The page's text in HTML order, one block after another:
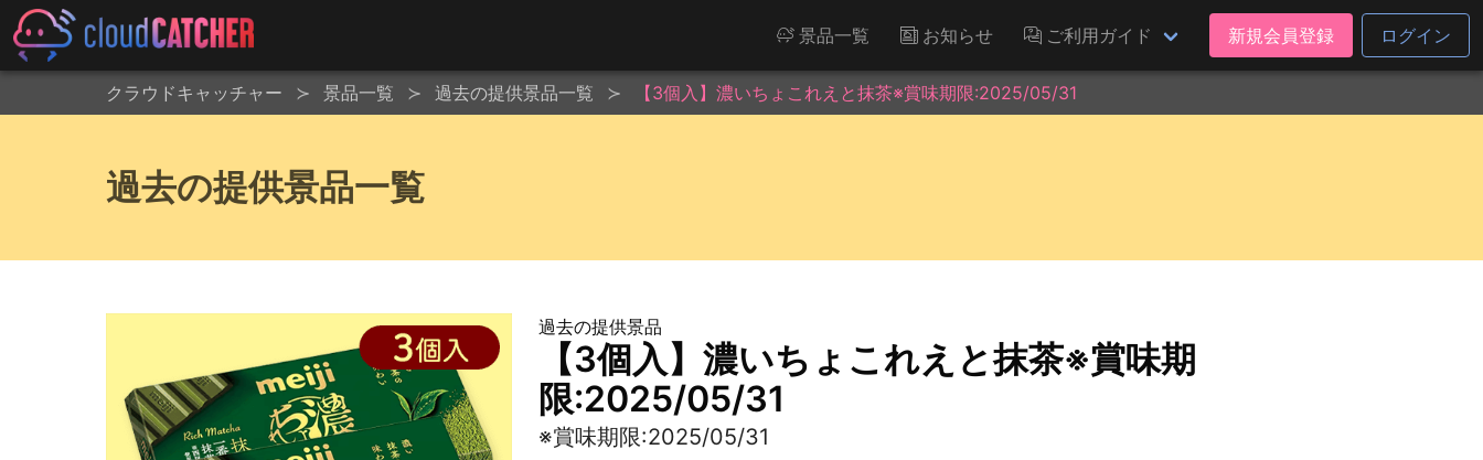
景品一覧 お知らせ ご利用ガイド 新規会員登録 ログイン
クラウドキャッチャー 景品一覧 過去の提供景品一覧 【3個入】濃いちょこれえと抹茶※賞味期限:2025/05/31
過去の提供景品一覧
過去の提供景品
【3個入】濃いちょこれえと抹茶※賞味期
限:2025/05/31
※賞味期限:2025/05/31